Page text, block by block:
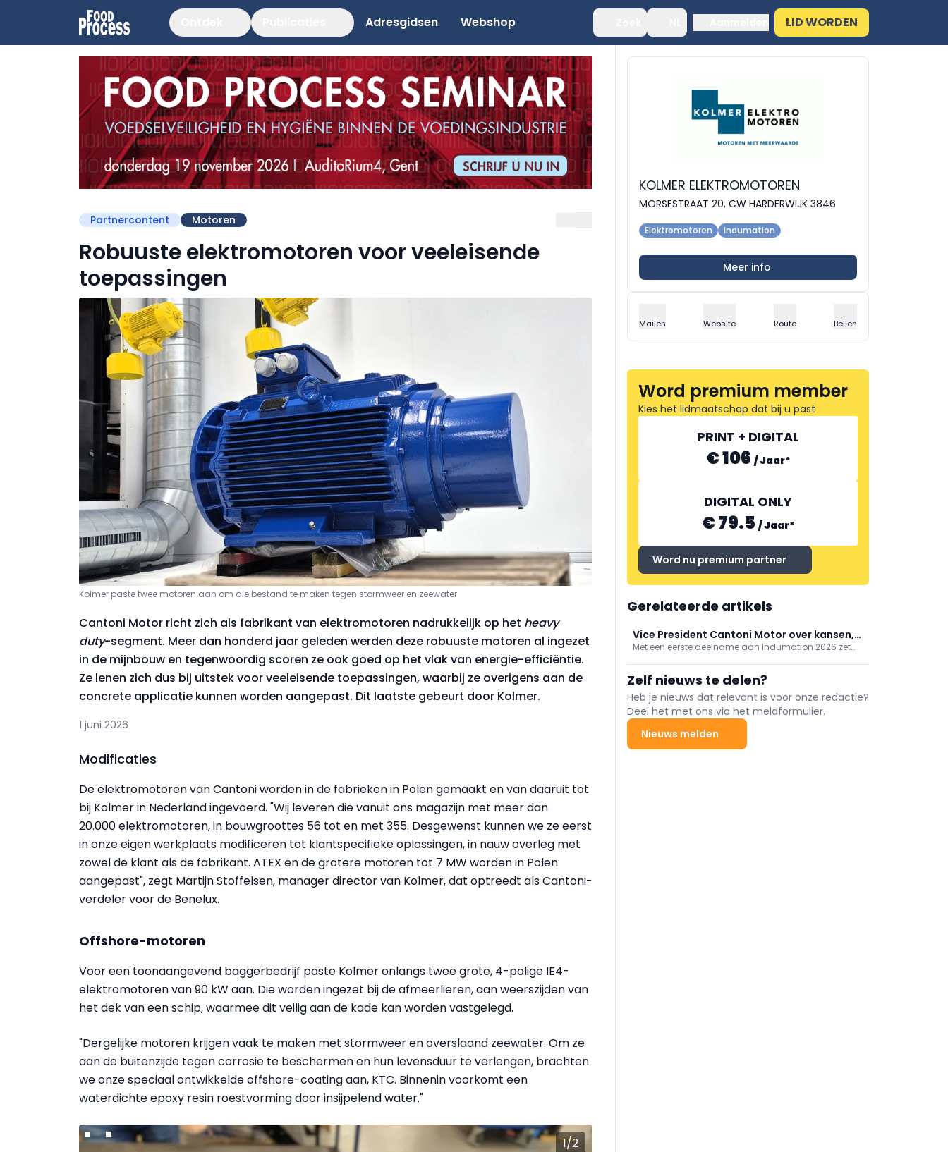
Adresgidsen Webshop LID WORDEN
Partnercontent Motoren
Robuuste elektromotoren voor veeleisende
toepassingen
Kolmer paste twee motoren aan om die bestand te maken tegen stormweer en zeewater
Cantoni Motor richt zich als fabrikant van elektromotoren nadrukkelijk op het heavy
duty-segment. Meer dan honderd jaar geleden werden deze robuuste motoren al ingezet
in de mijnbouw en tegenwoordig scoren ze ook goed op het vlak van energie-efficiëntie.
Ze lenen zich dus bij uitstek voor veeleisende toepassingen, waarbij ze overigens aan de
concrete applicatie kunnen worden aangepast. Dit laatste gebeurt door Kolmer.
1 juni 2026
Modificaties
De elektromotoren van Cantoni worden in de fabrieken in Polen gemaakt en van daaruit tot
bij Kolmer in Nederland ingevoerd. "Wij leveren die vanuit ons magazijn met meer dan
20.000 elektromotoren, in bouwgroottes 56 tot en met 355. Desgewenst kunnen we ze eerst
in onze eigen werkplaats modificeren tot klantspecifieke oplossingen, in nauw overleg met
zowel de klant als de fabrikant. ATEX en de grotere motoren tot 7 MW worden in Polen
aangepast", zegt Martijn Stoffelsen, manager director van Kolmer, dat optreedt als Cantoni-
verdeler voor de Benelux.
Offshore-motoren
Voor een toonaangevend baggerbedrijf paste Kolmer onlangs twee grote, 4-polige IE4-
elektromotoren van 90 kW aan. Die worden ingezet bij de afmeerlieren, aan weerszijden van
het dek van een schip, waarmee dit veilig aan de kade kan worden vastgelegd.
"Dergelijke motoren krijgen vaak te maken met stormweer en overslaand zeewater. Om ze
aan de buitenzijde tegen corrosie te beschermen en hun levensduur te verlengen, brachten
we onze speciaal ontwikkelde offshore-coating aan, KTC. Binnenin voorkomt een
waterdichte epoxy resin roestvorming door insijpelend water."
1/2
KOLMER ELEKTROMOTOREN
MORSESTRAAT 20, CW HARDERWIJK 3846
Elektromotoren Indumation
Meer info
Mailen Website Route Bellen
Word premium member
Kies het lidmaatschap dat bij u past
PRINT + DIGITAL
€ 106 /Jaar*
DIGITAL ONLY
€ 79.5 /Jaar*
Word nu premium partner
Gerelateerde artikels
Vice President Cantoni Motor over kansen,
snelheid en samenwerking
Met een eerste deelname aan Indumation 2026 zet
vanuit kortetermijnsales, maar met focus op het
opbouwen van een duurzame marktpositie.
Zelf nieuws te delen?
Heb je nieuws dat relevant is voor onze redactie?
Deel het met ons via het meldformulier.
Nieuws melden